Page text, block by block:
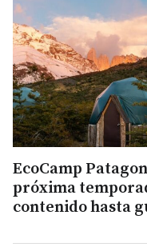
EcoCamp
próxima
contenido hasta